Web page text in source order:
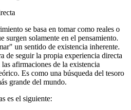
se basa en tomar como reales o
surgen solamente en el pensamiento.
un sentido de existencia inherente.
de seguir la propia experiencia directa
afirmaciones de la existencia
Es como una búsqueda del tesoro
grande del mundo.
es el siguiente: